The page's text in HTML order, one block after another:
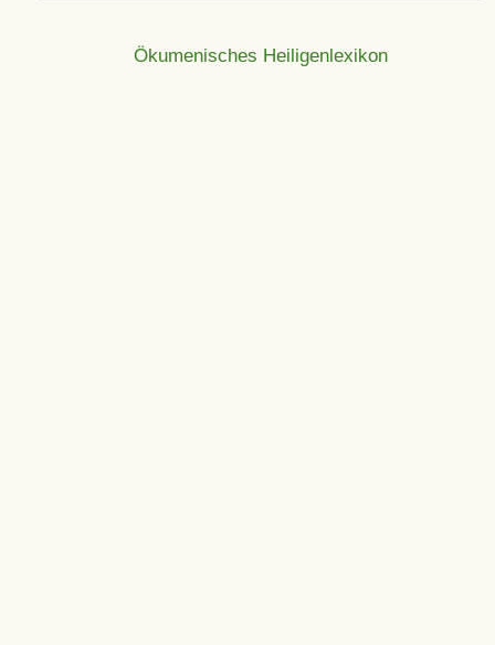
Ökumenisches Heiligenlexikon